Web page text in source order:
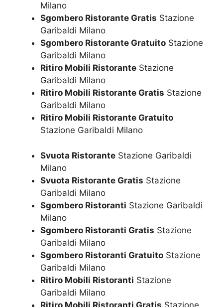
Milano
Sgombero Ristorante Gratis Stazione
Garibaldi Milano
Sgombero Ristorante Gratuito Stazione
Garibaldi Milano
Ritiro Mobili Ristorante Stazione
Garibaldi Milano
Ritiro Mobili Ristorante Gratis Stazione
Garibaldi Milano
Ritiro Mobili Ristorante Gratuito
Stazione Garibaldi Milano
Svuota Ristorante Stazione Garibaldi
Milano
Svuota Ristorante Gratis Stazione
Garibaldi Milano
Sgombero Ristoranti Stazione Garibaldi
Milano
Sgombero Ristoranti Gratis Stazione
Garibaldi Milano
Sgombero Ristoranti Gratuito Stazione
Garibaldi Milano
Ritiro Mobili Ristoranti Stazione
Garibaldi Milano
Ritiro Mobili Ristoranti Gratis Stazione